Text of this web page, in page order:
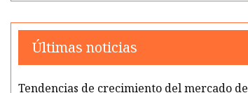
Últimas noticias
Tendencias de crecimiento del mercado de